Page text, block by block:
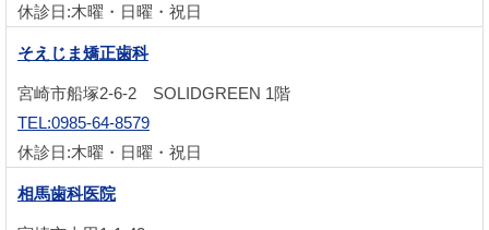
休診日:木曜・日曜・祝日
そえじま矯正歯科
宮崎市船塚2-6-2 SOLIDGREEN 1階
TEL:0985-64-8579
休診日:木曜・日曜・祝日
相馬歯科医院